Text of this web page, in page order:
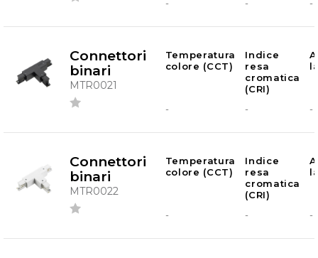
- - -
Connettori
binari
MTR0021
Temperatura
colore (CCT)
Indice
resa
cromatica
(CRI)
- - -
Connettori
binari
MTR0022
Temperatura
colore (CCT)
Indice
resa
cromatica
(CRI)
- - -